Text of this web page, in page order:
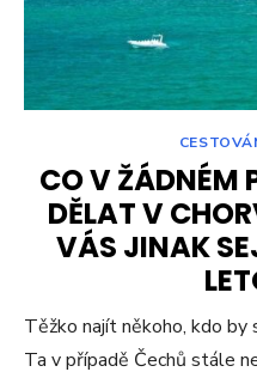
CO V ŽÁDNÉM
DĚLAT V
VÁS JINAK
Těžko najít někoho, kdo
Ta v případě Čechů stále